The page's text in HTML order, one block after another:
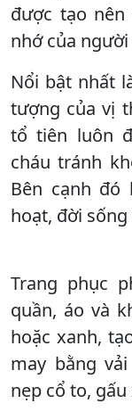
được tạo
nhớ của
Nổi bật nhất
tượng của vị
tổ tiên luôn
cháu tránh
Bên cạnh đó
hoạt, đời
Trang phục
quần, áo và
hoặc xanh,
may bằng
nẹp cổ to, gấu